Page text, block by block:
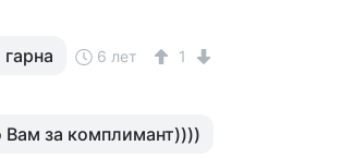
6 лет 1
Вам за комплимант))))